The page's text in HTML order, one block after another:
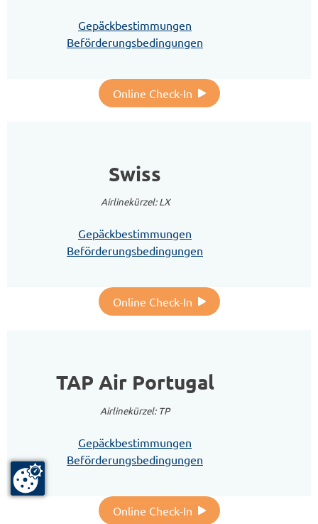
Gepäckbestimmungen
Beförderungsbedingungen
Online Check-In
Swiss
Airlinekürzel: LX
Gepäckbestimmungen
Beförderungsbedingungen
Online Check-In
TAP Air Portugal
Airlinekürzel: TP
Gepäckbestimmungen
Beförderungsbedingungen
Online Check-In